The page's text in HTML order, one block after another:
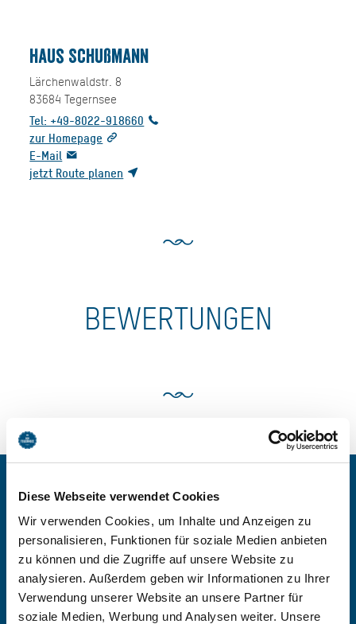
Diese Webseite verwendet Cookies
Wir verwenden Cookies, um Inhalte und Anzeigen zu
personalisieren, Funktionen für soziale Medien anbieten
zu können und die Zugriffe auf unsere Website zu
analysieren. Außerdem geben wir Informationen zu Ihrer
Verwendung unserer Website an unsere Partner für
soziale Medien, Werbung und Analysen weiter. Unsere
Haus Schußmann
Lärchenwaldstr. 8
83684 Tegernsee
Tel: +49-8022-918660
zur Homepage
E-Mail
jetzt Route planen
BEWERTUNGEN
BEI HAUS SCHUSSMANN B
UCHEN
-